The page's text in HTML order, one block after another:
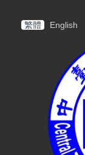
繁體 English